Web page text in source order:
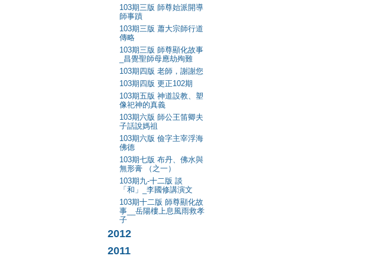
103期三版 師尊始派開導
師事蹟
103期三版 蕭大宗師行道
傳略
103期三版 師尊顯化故事
_昌覺聖師母應劫殉難
103期四版 老師，謝謝您
103期四版 更正102期
103期五版 神道設教、塑
像祀神的真義
103期六版 師公王笛卿夫
子話說媽祖
103期六版 儉字主宰浮海
佛德
103期七版 布丹、佛水與
無形膏 （之一）
103期九-十二版 談
「和」_李國修講演文
103期十二版 師尊顯化故
事__岳陽樓上息風雨救孝
子
2012
2011